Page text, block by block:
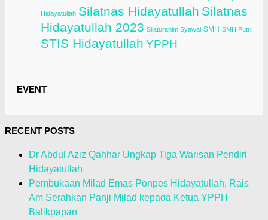
Hidayatullah Silatnas Hidayatullah Silatnas
Hidayatullah 2023 Silaturahim Syawal SMH SMH Putri
STIS Hidayatullah YPPH
EVENT
RECENT POSTS
Dr Abdul Aziz Qahhar Ungkap Tiga Warisan Pendiri
Hidayatullah
Pembukaan Milad Emas Ponpes Hidayatullah, Rais
Am Serahkan Panji Milad kepada Ketua YPPH
Balikpapan